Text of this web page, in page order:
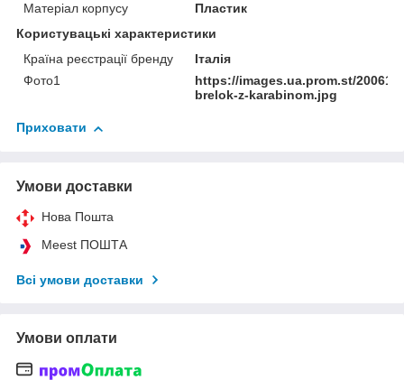
Матеріал корпусу
Пластик
Користувацькі характеристики
Країна реєстрації бренду
Італія
Фото1
https://images.ua.prom.st/
brelok-z-karabinom.jpg
Приховати
Умови доставки
Нова Пошта
Meest ПОШТА
Всі умови доставки
Умови оплати